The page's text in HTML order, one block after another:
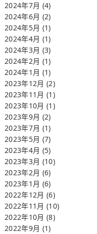
2024年7月 (4)
2024年6月 (2)
2024年5月 (1)
2024年4月 (1)
2024年3月 (3)
2024年2月 (1)
2024年1月 (1)
2023年12月(2)
2023年11月(1)
2023年10月(1)
2023年9月 (2)
2023年7月 (1)
2023年5月 (7)
2023年4月 (5)
2023年3月 (10)
2023年2月 (6)
2023年1月 (6)
2022年12月(6)
2022年11月(10)
2022年10月(8)
2022年9月 (1)